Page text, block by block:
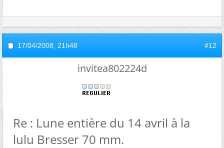
17/04/2008, 21h48 #12
invitea802224d
Re : Lune entière du 14 avril à la
lulu Bresser 70 mm.